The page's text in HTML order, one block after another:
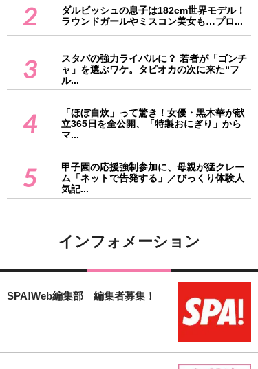
2
ダルビッシュの息子は182cm世界モデル！
ラウンドガールやミスコン美女も…プロ...
3
スタバの強力ライバルに？ 若者が「ゴンチ
ャ」を選ぶワケ。タピオカの次に来た“フ
ル...
4
「ほぼ自炊」って驚き！女優・黒木華が献
立365日を全公開、「特製おにぎり」から
マ...
5
甲子園の応援強制参加に、母親が猛クレー
ム「ネットで告発する」／びっくり体験人
気記...
インフォメーション
SPA!Web編集部 編集者募集！